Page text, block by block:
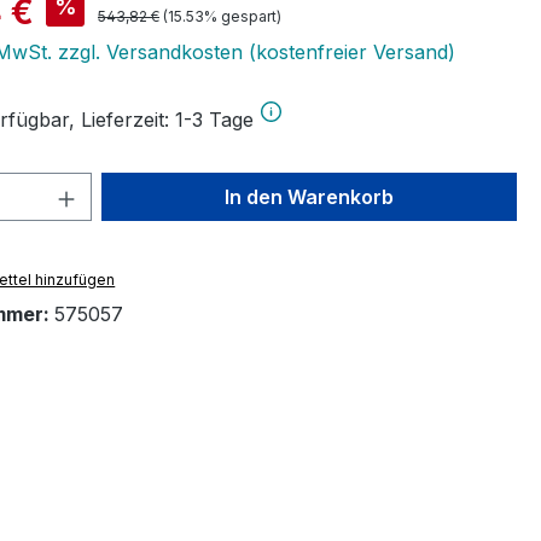
€ % Regulärer Preis:
543,82 € (15.53% gespart)
zzgl. Versandkosten (kostenfreier Versand)
Lieferzeit: 1-3 Tage
Anzahl: Gib den gewünschten Wert
In den Warenkorb
hinzufügen
575057